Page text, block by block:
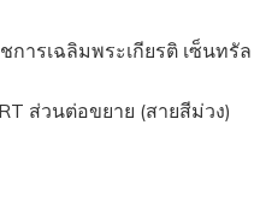
ารเฉลิมพระเกียรติ เซ็นทรัล
ส่วนต่อขยาย (สายสีม่วง)